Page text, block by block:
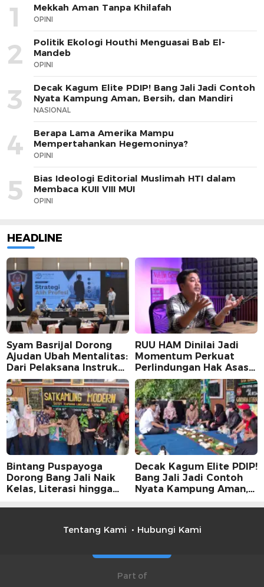
1 Mekkah Aman Tanpa Khilafah
OPINI
2
Politik Ekologi Houthi Menguasai Bab El-
Mandeb
OPINI
3
Decak Kagum Elite PDIP! Bang Jali Jadi Contoh
Nyata Kampung Aman, Bersih, dan Mandiri
NASIONAL
4
Berapa Lama Amerika Mampu
Mempertahankan Hegemoninya?
OPINI
5
Bias Ideologi Editorial Muslimah HTI dalam
Membaca KUII VIII MUI
OPINI
HEADLINE
Syam Basrijal Dorong
Ajudan Ubah Mentalitas:
Dari Pelaksana Instruksi
Jadi Pencipta Nilai
RUU HAM Dinilai Jadi
Momentum Perkuat
Perlindungan Hak Asasi
Manusia, Partisipasi
Publik Perlu
Dimaksimalkan
Bintang Puspayoga
Dorong Bang Jali Naik
Kelas, Literasi hingga
Decak Kagum Elite PDIP!
Bang Jali Jadi Contoh
Nyata Kampung Aman,
Tentang Kami Hubungi Kami
Part of